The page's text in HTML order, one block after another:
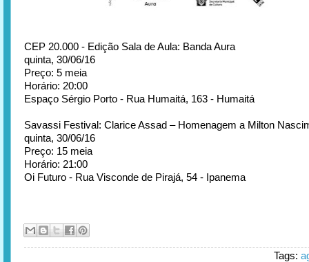
CEP 20.000 - Edição Sala de Aula: Banda Aura
quinta, 30/06/16
Preço: 5 meia
Horário: 20:00
Espaço Sérgio Porto - Rua Humaitá, 163 - Humaitá
Savassi Festival: Clarice Assad – Homenagem a Milton
quinta, 30/06/16
Preço: 15 meia
Horário: 21:00
Oi Futuro - Rua Visconde de Pirajá, 54 - Ipanema
Tags: